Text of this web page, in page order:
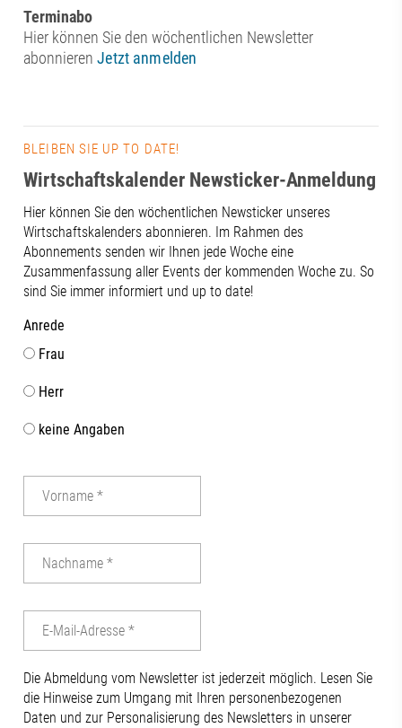
Terminabo
Hier können Sie den wöchentlichen Newsletter
abonnierenJetzt anmelden
BLEIBEN SIE UP TO DATE!
Wirtschaftskalender Newsticker-Anmeldung
Hier können Sie den wöchentlichen Newsticker unseres
Wirtschaftskalenders abonnieren. Im Rahmen des
Abonnements senden wir Ihnen jede Woche eine
Zusammenfassung aller Events der kommenden Woche zu. So
sind Sie immer informiert und up to date!
Anrede
Frau
Herr
keine Angaben
Die Abmeldung vom Newsletter ist jederzeit möglich. Lesen Sie
die Hinweise zum Umgang mit Ihren personenbezogenen
Daten und zur Personalisierung des Newsletters in unserer